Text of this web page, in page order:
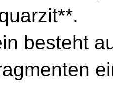
besteht